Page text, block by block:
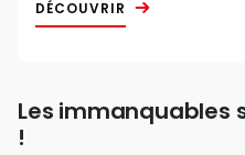
DÉCOUVRIR
Les immanquables
!